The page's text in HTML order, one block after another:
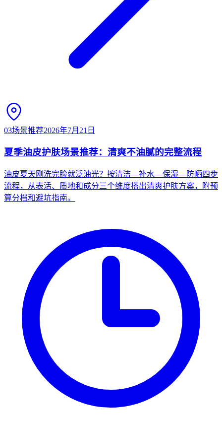
03场景推荐2026年7月21日
夏季油皮护肤场景推荐：清爽不油腻的完整流程
油皮夏天刚洗完脸就泛油光？按清洁—补水—保湿—防晒四步
流程，从表活、质地和成分三个维度搭出清爽护肤方案，附预
算分档和避坑指南。